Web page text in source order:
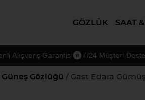
GÖZLÜK SAAT
Garantisi 7/24 Müşteri Desteği
Güneş Gözlüğü / Gast Edara